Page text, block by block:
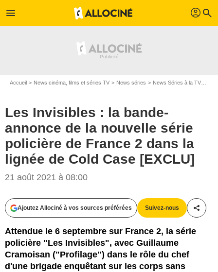
menu profil search
Accueil News cinéma, films et séries TV News séries News Séries à la TV
Les Invisibles : la bande-
annonce de la nouvelle série
policière de France 2 dans la
lignée de Cold Case [EXCLU]
21 août 2021 à 08:00
Ajoutez Allociné à vos sources préférées Suivez-nous
Attendue le 6 septembre sur France 2, la série
policière "Les Invisibles", avec Guillaume
Cramoisan ("Profilage") dans le rôle du chef
d'une brigade enquêtant sur les corps sans